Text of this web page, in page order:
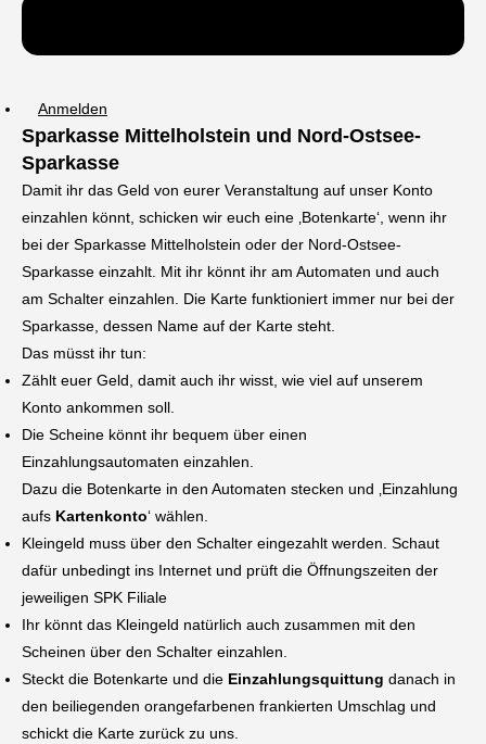
Anmelden
Sparkasse Mittelholstein und Nord-Ostsee-
Sparkasse
Damit ihr das Geld von eurer Veranstaltung auf unser Konto
einzahlen könnt, schicken wir euch eine ‚Botenkarte‘, wenn ihr
bei der Sparkasse Mittelholstein oder der Nord-Ostsee-
Sparkasse einzahlt. Mit ihr könnt ihr am Automaten und auch
am Schalter einzahlen. Die Karte funktioniert immer nur bei der
Sparkasse, dessen Name auf der Karte steht.
Das müsst ihr tun:
Zählt euer Geld, damit auch ihr wisst, wie viel auf unserem
Konto ankommen soll.
Die Scheine könnt ihr bequem über einen
Einzahlungsautomaten einzahlen.
Dazu die Botenkarte in den Automaten stecken und ‚Einzahlung
aufs Kartenkonto‘ wählen.
Kleingeld muss über den Schalter eingezahlt werden. Schaut
dafür unbedingt ins Internet und prüft die Öffnungszeiten der
jeweiligen SPK Filiale
Ihr könnt das Kleingeld natürlich auch zusammen mit den
Scheinen über den Schalter einzahlen.
Steckt die Botenkarte und die Einzahlungsquittung danach in
den beiliegenden orangefarbenen frankierten Umschlag und
schickt die Karte zurück zu uns.